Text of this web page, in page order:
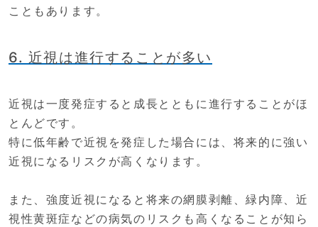
こともあります。
6. 近視は進行することが多い
近視は一度発症すると成長とともに進行することがほ
とんどです。
特に低年齢で近視を発症した場合には、将来的に強い
近視になるリスクが高くなります。
また、強度近視になると将来の網膜剥離、緑内障、近
視性黄斑症などの病気のリスクも高くなることが知ら